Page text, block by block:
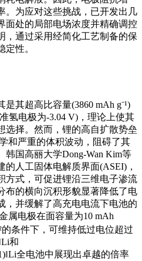
。为应对这些挑战，已开发出几
面处的局部电场浓度并精确调控
，通过采用经简化工艺制备的保
性。
其超高比容量(3860 mAh g⁻¹)
氢电极为-3.04 V)，理论上使其
选择。然而，锂的高自扩散势垒
和严重的体积波动，阻碍了其
国高丽大学Dong-Wan Kim等
的人工固体电解质界面(ASEI)，
方式，可促进锂沿三维电子渗流
布的横向沉积形貌显著降低了电
，并缓解了高充电电流下电池的
属电极在面容量为10 mAh
的条件下，可维持低过电位超过
和
全电池中展现出卓越的倍率